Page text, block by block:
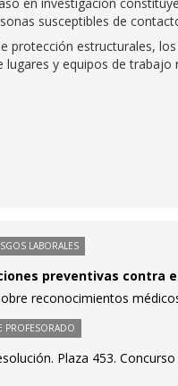
susceptibles de
protección estructurales,
lugares y equipos de
LABORALES
preventivas contra el
reconocimientos
PROFESORADO
Plaza 453.